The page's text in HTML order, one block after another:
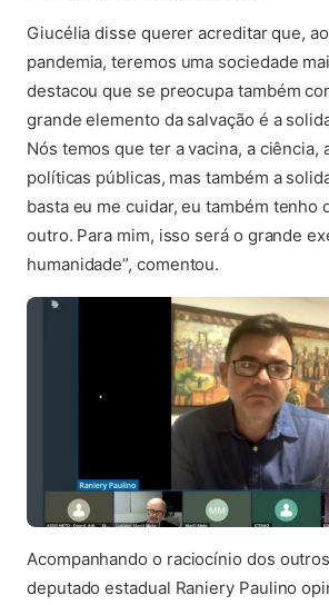
Giucélia disse querer acreditar que,
pandemia, teremos uma sociedade
destacou que se preocupa também
grande elemento da salvação é a
Nós temos que ter a vacina, a ciência,
políticas públicas, mas também a
basta eu me cuidar, eu também tenho
outro. Para mim, isso será o grande
humanidade”, comentou.
Acompanhando o raciocínio dos
deputado estadual Raniery Paulino